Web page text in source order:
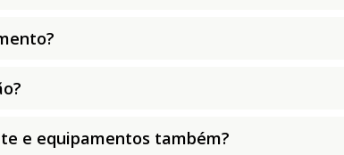
e equipamentos também?